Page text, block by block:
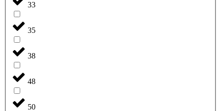
33
35
38
48
50